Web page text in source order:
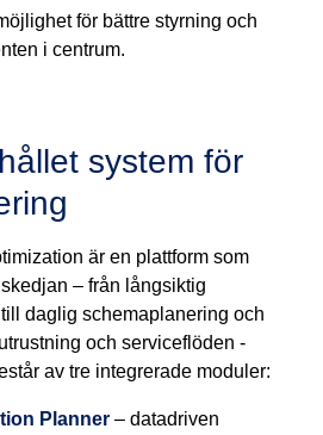
för bättre styrning och
i centrum.
system för
är en plattform som
– från långsiktig
daglig schemaplanering och
och serviceflöden -
av tre integrerade moduler:
Planner – datadriven